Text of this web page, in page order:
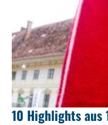
10 Highlights aus